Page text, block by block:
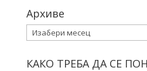
Архиве
Архиве
КАКО ТРЕБА ДА СЕ